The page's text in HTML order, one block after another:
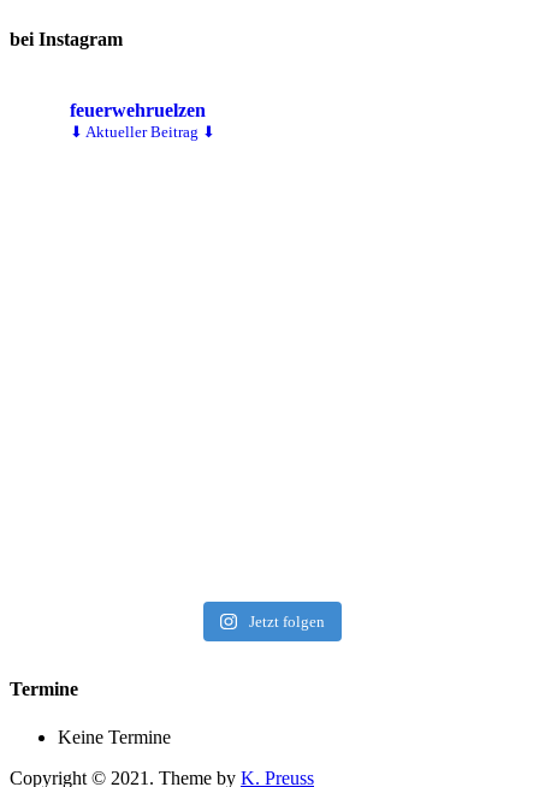
bei Instagram
feuerwehruelzen
⬇ Aktueller Beitrag ⬇
Jetzt folgen
Termine
Keine Termine
Copyright © 2021. Theme by K. Preuss